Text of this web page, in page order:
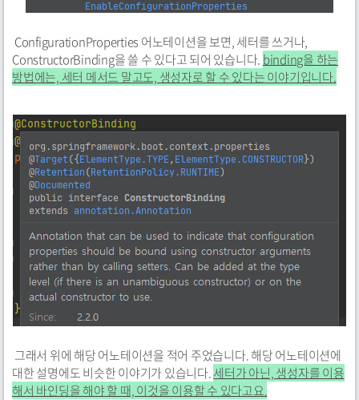
ConfigurationProperties 어노테이션을 보면, 세터를 쓰거나,
ConstructorBinding을 쓸 수 있다고 되어 있습니다. binding을 하는
방법에는, 세터 메서드 말고도, 생성자로 할 수 있다는 이야기입니다.
그래서 위에 해당 어노테이션을 적어 주었습니다. 해당 어노테이션에
대한 설명에도 비슷한 이야기가 있습니다.세터가 아닌, 생성자를 이용
해서 바인딩을 해야 할 때, 이것을 이용할 수 있다고요.